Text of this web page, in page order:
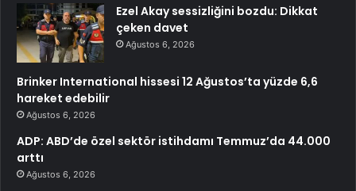
Ezel Akay sessizliğini bozdu: Dikkat
çeken davet
Ağustos 6, 2026
Brinker International hissesi 12 Ağustos’ta yüzde 6,6
hareket edebilir
Ağustos 6, 2026
ADP: ABD’de özel sektör istihdamı Temmuz’da 44.000
arttı
Ağustos 6, 2026